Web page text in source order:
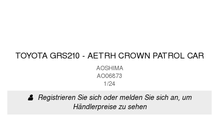
TOYOTA GRS210 - AETRH CROWN PATROL CAR
AOSHIMA
AO06873
1/24
Registrieren Sie sich oder melden Sie sich an, um
Händlerpreise zu sehen